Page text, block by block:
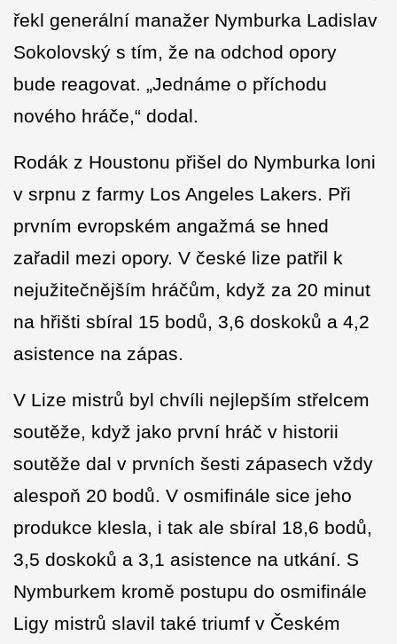
řekl generální manažer Nymburka Ladislav
Sokolovský s tím, že na odchod opory
bude reagovat. „Jednáme o příchodu
nového hráče,“ dodal.
Rodák z Houstonu přišel do Nymburka loni
v srpnu z farmy Los Angeles Lakers. Při
prvním evropském angažmá se hned
zařadil mezi opory. V české lize patřil k
nejužitečnějším hráčům, když za 20 minut
na hřišti sbíral 15 bodů, 3,6 doskoků a 4,2
asistence na zápas.
V Lize mistrů byl chvíli nejlepším střelcem
soutěže, když jako první hráč v historii
soutěže dal v prvních šesti zápasech vždy
alespoň 20 bodů. V osmifinále sice jeho
produkce klesla, i tak ale sbíral 18,6 bodů,
3,5 doskoků a 3,1 asistence na utkání. S
Nymburkem kromě postupu do osmifinále
Ligy mistrů slavil také triumf v Českém